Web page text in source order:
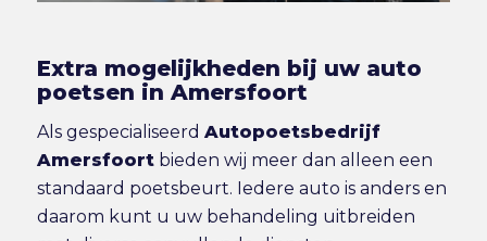
Extra mogelijkheden bij uw auto
poetsen in Amersfoort
Als gespecialiseerd Autopoetsbedrijf
Amersfoortbieden wij meer dan alleen een
standaard poetsbeurt. Iedere auto is anders en
daarom kunt u uw behandeling uitbreiden